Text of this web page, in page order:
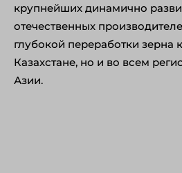
крупнейших динамично
отечественных
глубокой переработки зерна
Казахстане, но и во всем
Азии.